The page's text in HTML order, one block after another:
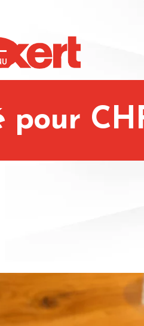
pour